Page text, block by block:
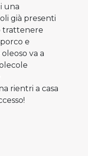
una
già presenti
trattenere
e
va a
rientri a casa